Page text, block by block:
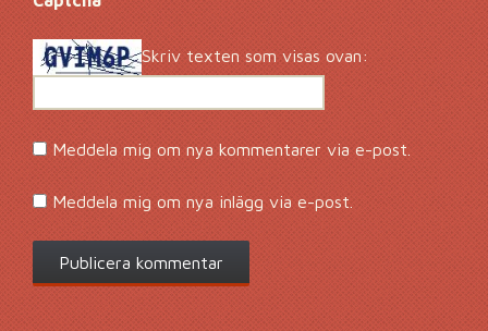
Skriv texten som visas ovan:
Meddela mig om nya kommentarer via e-post.
Meddela mig om nya inlägg via e-post.